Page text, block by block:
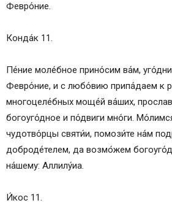
Февро́ние.
Конда́к 11.
Пе́ние моле́бное прино́сим ва́м,
Февро́ние, и с любо́вию припа́даем к
многоцеле́бных моще́й ва́ших,
богоуго́дное и по́двиги мно́ги.
чудотво́рцы святи́и, помози́те на́м
доброде́телем, да возмо́жем
на́шему: Аллилу́иа.
И́кос 11.